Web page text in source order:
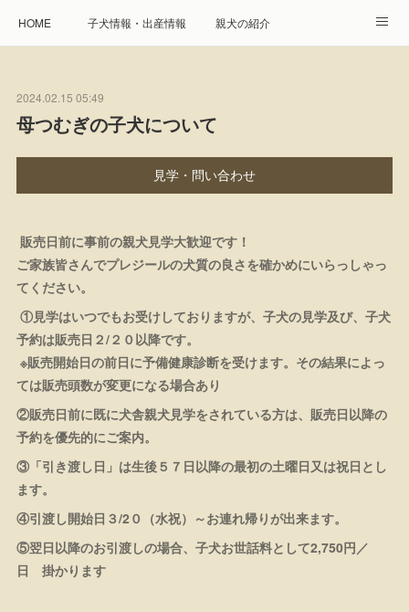
HOME 子犬情報・出産情報 親犬の紹介
プレジール親睦会 特定商取引に基づく表記
2024.02.15 05:49
母つむぎの子犬について
見学・問い合わせ
販売日前に事前の親犬見学大歓迎です！
ご家族皆さんでプレジールの犬質の良さを確かめにいらっしゃっ
てください。
①見学はいつでもお受けしておりますが、子犬の見学及び、子犬
予約は販売日２/２０以降です。
※販売開始日の前日に予備健康診断を受けます。その結果によっ
ては販売頭数が変更になる場合あり
②販売日前に既に犬舎親犬見学をされている方は、販売日以降の
予約を優先的にご案内。
③「引き渡し日」は生後５７日以降の最初の土曜日又は祝日とし
ます。
④引渡し開始日３/2０（水祝）～お連れ帰りが出来ます。
⑤翌日以降のお引渡しの場合、子犬お世話料として2,750円／
日 掛かります